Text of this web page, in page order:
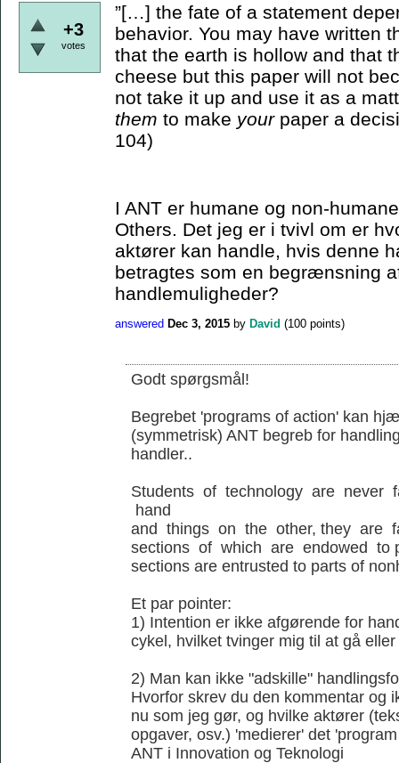
+3
votes
”[…] the fate of a statement
behavior. You may have written
that the earth is hollow and that
cheese but this paper will not
not take it up and use it as a
them to make your paper a
104)
I ANT er humane og non-
Others. Det jeg er i tvivl om er
aktører kan handle, hvis denne
betragtes som en begrænsning
handlemuligheder?
answered Dec 3, 2015 by David (100 points)
Godt spørgsmål!
Begrebet 'programs of action' kan
(symmetrisk) ANT begreb for
handler..
Students of technology are never
hand
and things on the other, they are
sections of which are endowed to
sections are entrusted to parts of
Et par pointer:
1) Intention er ikke afgørende for
cykel, hvilket tvinger mig til at gå
2) Man kan ikke "adskille"
Hvorfor skrev du den kommentar og
nu som jeg gør, og hvilke aktører
opgaver, osv.) 'medierer' det
ANT i Innovation og Teknologi